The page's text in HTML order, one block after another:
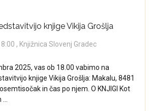
knjige Vikija Grošlja
, Knjižnica Slovenj Gradec
2025, vas ob 18.00 vabimo na
knjige Vikija Grošlja: Makalu, 8481
in čas po njem. O KNJIGI Kot